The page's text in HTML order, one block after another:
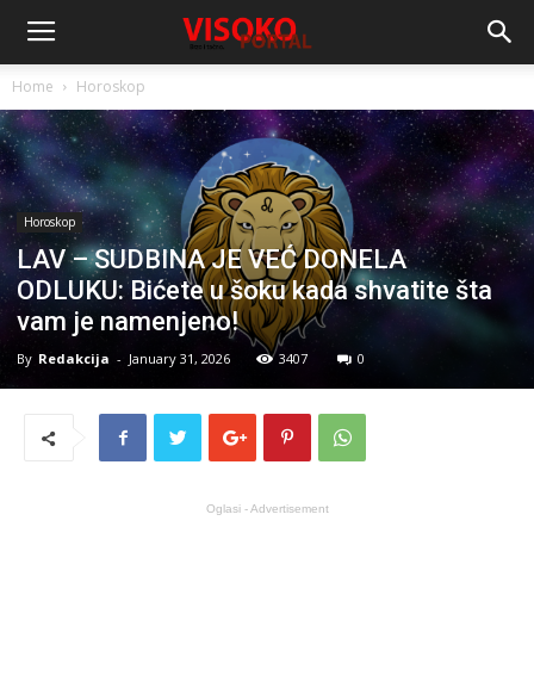
Home Horoskop
Horoskop
LAV – SUDBINA JE VEĆ DONELA
ODLUKU: Bićete u šoku kada shvatite šta
vam je namenjeno!
By Redakcija - January 31, 2026 3407 0
Oglasi - Advertisement